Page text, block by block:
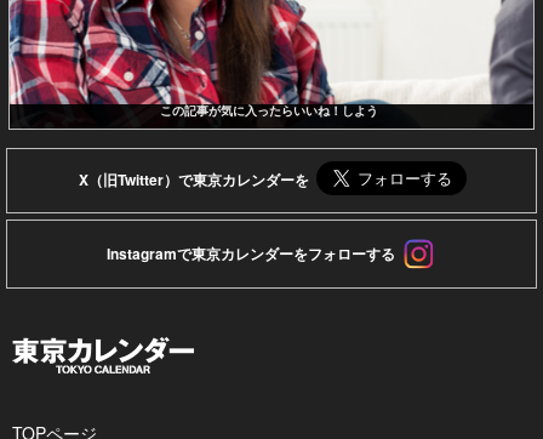
この記事が気に入ったらいいね！しよう
X（旧Twitter）で東京カレンダーを
Instagramで東京カレンダーをフォローする
TOPページ